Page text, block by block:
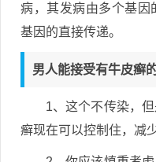
病，其发病由多个基因
基因的直接传递。
男人能接受有牛皮癣
1、这个不传染，
癣现在可以控制住，减